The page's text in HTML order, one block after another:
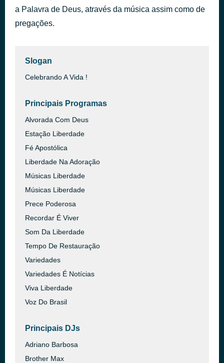
a Palavra de Deus, através da música assim como de
pregações.
Slogan
Celebrando A Vida !
Principais Programas
Alvorada Com Deus
Estação Liberdade
Fé Apostólica
Liberdade Na Adoração
Músicas Liberdade
Músicas Liberdade
Prece Poderosa
Recordar É Viver
Som Da Liberdade
Tempo De Restauração
Variedades
Variedades É Notícias
Viva Liberdade
Voz Do Brasil
Principais DJs
Adriano Barbosa
Brother Max